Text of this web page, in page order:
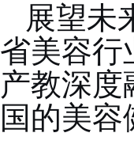
展望未
省美容行
产教深
国的美